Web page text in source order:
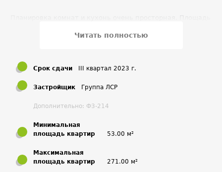
метров.
Расположение ЖК
ЖК «Донской Олимп» расположился в Южном ЮАО
вал. Этот комплекс отличается хорошим расположением,
пару минут неспешной ходьбы. На расстоянии 1,5 км
выезд на Ленинский проспект и ТТК.
Читать полностью
Срок сдачи III квартал 2023 г.
Застройщик Группа ЛСР
Дополнительно: Ф3-214
Минимальная
площадь квартир
53.00 м²
Максимальная
площадь квартир
271.00 м²